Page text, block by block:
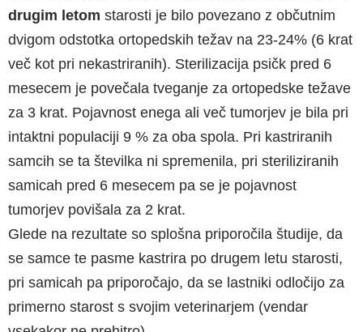
drugim letom starosti je bilo povezano z občutnim
dvigom odstotka ortopedskih težav na 23-24% (6 krat
več kot pri nekastriranih). Sterilizacija psičk pred 6
mesecem je povečala tveganje za ortopedske težave
za 3 krat. Pojavnost enega ali več tumorjev je bila pri
intaktni populaciji 9 % za oba spola. Pri kastriranih
samcih se ta številka ni spremenila, pri steriliziranih
samicah pred 6 mesecem pa se je pojavnost
tumorjev povišala za 2 krat.
Glede na rezultate so splošna priporočila študije, da
se samce te pasme kastrira po drugem letu starosti,
pri samicah pa priporočajo, da se lastniki odločijo za
primerno starost s svojim veterinarjem (vendar